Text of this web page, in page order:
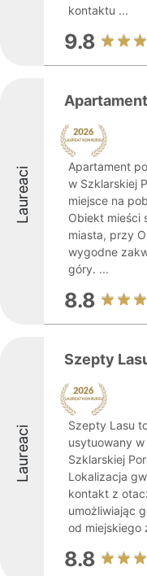
kontaktu ...
9.8
Laureaci
Apartament
w Szklarskiej
miejsce na
Obiekt mieści
miasta, przy
wygodne
góry. ...
8.8
Laureaci
Szepty
Szepty Lasu
usytuowany
Szklarskiej
Lokalizacja
kontakt z
umożliwiając
od miejskiego
8.8